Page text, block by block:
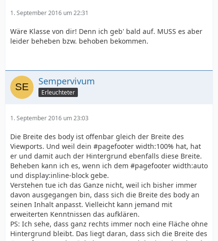
1. September 2016 um 22:31
Wäre Klasse von dir! Denn ich geb' bald auf. MUSS es aber
leider beheben bzw. behoben bekommen.
Sempervivum
Erleuchteter
1. September 2016 um 23:03
Die Breite des body ist offenbar gleich der Breite des
Viewports. Und weil dein #pagefooter width:100% hat, hat
er und damit auch der Hintergrund ebenfalls diese Breite.
Beheben kann ich es, wenn ich dem #pagefooter width:auto
und display:inline-block gebe.
Verstehen tue ich das Ganze nicht, weil ich bisher immer
davon ausgegangen bin, dass sich die Breite des body an
seinen Inhalt anpasst. Vielleicht kann jemand mit
erweiterten Kenntnissen das aufklären.
PS: Ich sehe, dass ganz rechts immer noch eine Fläche ohne
Hintergrund bleibt. Das liegt daran, dass sich die Breite des